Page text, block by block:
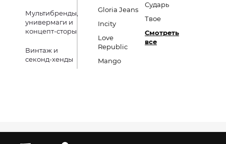
Мультибренды,
универмаги и
концепт-сторы
Винтаж и
секонд-хенды
Gloria Jeans
Incity
Love
Republic
Mango
Сударь
Твое
Смотреть
все